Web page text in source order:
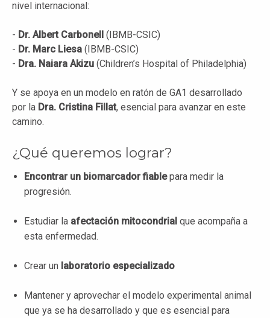
nivel internacional:
- Dr. Albert Carbonell (IBMB-CSIC)
- Dr. Marc Liesa (IBMB-CSIC)
- Dra. Naiara Akizu (Children’s Hospital of Philadelphia)
Y se apoya en un modelo en ratón de GA1 desarrollado
por la Dra. Cristina Fillat, esencial para avanzar en este
camino.
¿Qué queremos lograr?
Encontrar un biomarcador fiablepara medir la
progresión.
Estudiar la afectación mitocondrial que acompaña a
esta enfermedad.
Crear un laboratorio especializado
Mantener y aprovechar el modelo experimental animal
que ya se ha desarrollado y que es esencial para